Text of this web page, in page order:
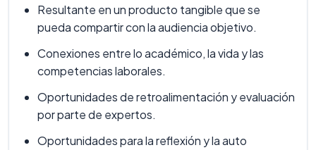
Resultante en un producto tangible que se
pueda compartir con la audiencia objetivo.
Conexiones entre lo académico, la vida y las
competencias laborales.
Oportunidades de retroalimentación y evaluación
por parte de expertos.
Oportunidades para la reflexión y la auto